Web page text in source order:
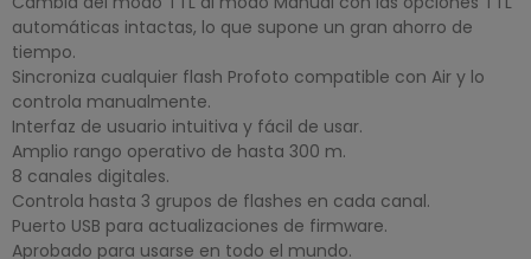
automáticas intactas, lo que supone un gran ahorro de
tiempo.
Sincroniza cualquier flash Profoto compatible con Air y lo
controla manualmente.
Interfaz de usuario intuitiva y fácil de usar.
Amplio rango operativo de hasta 300 m.
8 canales digitales.
Controla hasta 3 grupos de flashes en cada canal.
Puerto USB para actualizaciones de firmware.
Aprobado para usarse en todo el mundo.